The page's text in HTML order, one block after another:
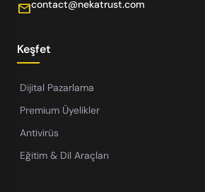
mailcontact@nekatrust.com
Keşfet
Dijital Pazarlama
Premium Üyelikler
Antivirüs
Eğitim & Dil Araçları